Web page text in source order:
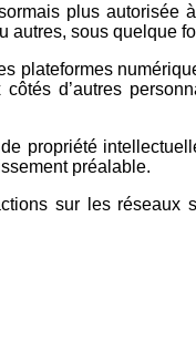
plus autorisée
autres, sous quelque
plateformes
d’autres
propriété
préalable.
sur les réseaux